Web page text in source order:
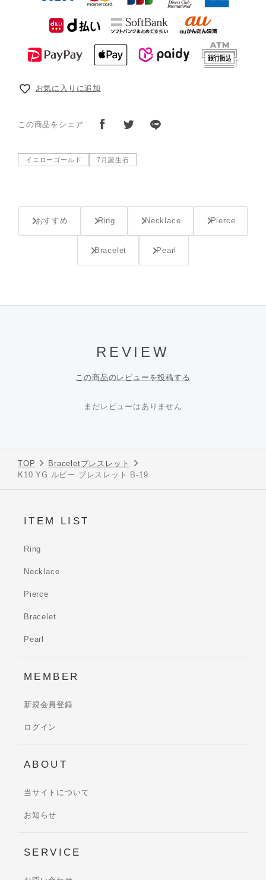
お気に入りに追加
この商品をシェア
イエローゴールド 7月誕生石
おすすめ Ring Necklace Pierce
Bracelet Pearl
REVIEW
この商品のレビューを投稿する
まだレビューはありません
TOP Braceletブレスレット
K10 YG ルビー ブレスレット B-19
ITEM LIST
Ring
Necklace
Pierce
Bracelet
Pearl
MEMBER
新規会員登録
ログイン
ABOUT
当サイトについて
お知らせ
SERVICE